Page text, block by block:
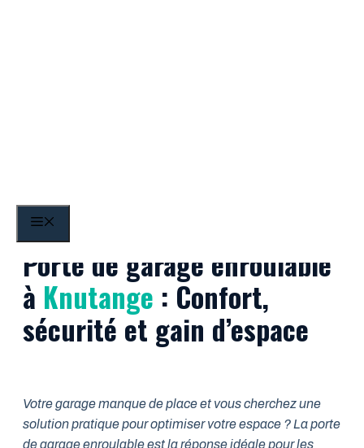
Porte de garage enroulable
à Knutange : Confort,
sécurité et gain d’espace
Votre garage manque de place et vous cherchez une
solution pratique pour optimiser votre espace ? La porte
de garage enroulable est la réponse idéale pour les